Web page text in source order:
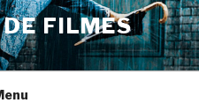
FILMES